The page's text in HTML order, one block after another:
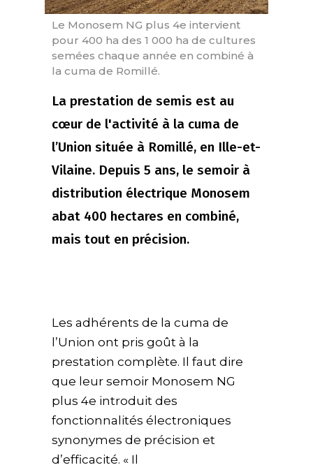
Le Monosem NG plus 4e intervient
pour 400 ha des 1 000 ha de cultures
semées chaque année en combiné à
la cuma de Romillé.
La prestation de semis est au
cœur de l'activité à la cuma de
l’Union située à Romillé, en Ille-et-
Vilaine. Depuis 5 ans, le semoir à
distribution électrique Monosem
abat 400 hectares en combiné,
mais tout en précision.
Les adhérents de la cuma de
l’Union ont pris goût à la
prestation complète. Il faut dire
que leur semoir Monosem NG
plus 4e introduit des
fonctionnalités électroniques
synonymes de précision et
d’efficacité. « Il